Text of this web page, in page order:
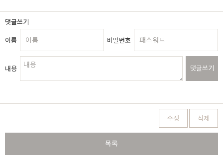
댓글쓰기
이름
비밀번호
내용 댓글쓰기
수정 삭제
목록